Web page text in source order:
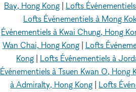
Bay, Hong Kong
Lofts
Lofts Événementiels à Mong
Événementiels à Kwai Chung, Hong
Wan Chai, Hong Kong| Lofts
Kong
Lofts Événementiels à
Événementiels à Tsuen Kwan O, Hong
à Admiralty, Hong Kong
Lofts